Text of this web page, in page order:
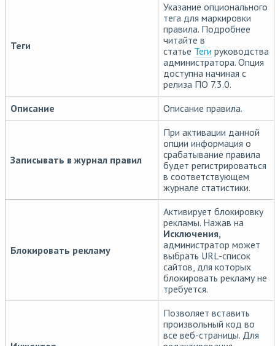
Теги
Указание опционального
тега для маркировки
правила. Подробнее
читайте в
статье Теги руководства
администратора. Опция
доступна начиная с
релиза ПО 7.3.0.
Описание
Описание правила.
Записывать в журнал правил
При активации данной
опции информация о
срабатывание правила
будет регистрироваться
в соответствующем
журнале статистики.
Блокировать рекламу
Активирует блокировку
рекламы. Нажав на
Исключения,
администратор может
выбрать URL-список
сайтов, для которых
блокировать рекламу не
требуется.
Позволяет вставить
произвольный код во
все веб-страницы. Для